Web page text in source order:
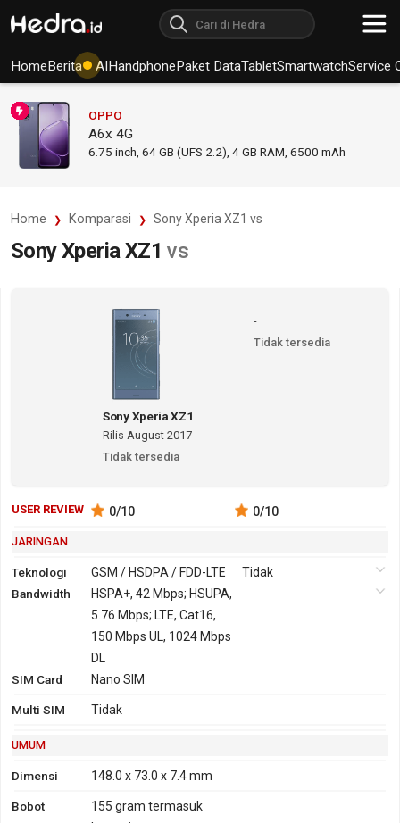
HomeBerita AIHandphonePaket DataTabletSmartwatchService
OPPO
A6x 4G
6.75 inch, 64 GB (UFS 2.2), 4 GB RAM 6500 mAh
Home Komparasi Sony Xperia XZ1 vs
Sony Xperia XZ1 vs
Sony Xperia XZ1
Rilis August 2017
Tidak tersedia
-
Tidak tersedia
USER REVIEW 0/10 0/10
JARINGAN
Teknologi GSM / HSDPA / FDD-LTE
Tidak
2G
GSM 850,
900, 1800,
HSDPA 800, 850,
900, 1700, 1900,
2500, 2600
Bandwidth
HSPA+, 42 Mbps; HSUPA,
5.76 Mbps; LTE, Cat16,
150 Mbps UL, 1024 Mbps
DL
SIM Card
Nano SIM
Multi SIM Tidak
UMUM
Dimensi 148.0 x 73.0 x 7.4 mm
Bobot 155 gram termasuk